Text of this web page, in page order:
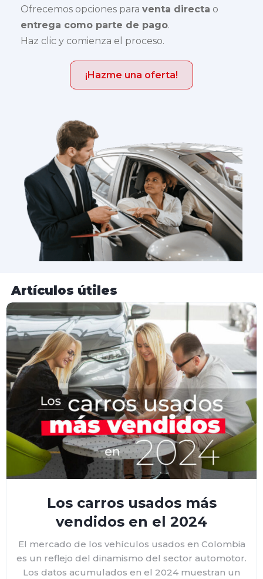
Ofrecemos opciones para venta directa o
entrega como parte de pago.
Haz clic y comienza el proceso.
¡Hazme una oferta!
Artículos útiles
Los carros usados más
vendidos en el 2024
El mercado de los vehículos usados en Colombia
es un reflejo del dinamismo del sector automotor.
Los datos acumulados en el 2024 muestran un